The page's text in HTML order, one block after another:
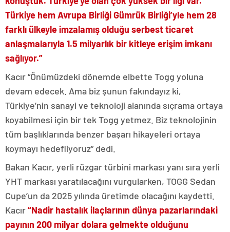
Türkiye hem Avrupa Birliği Gümrük Birliği’yle hem 28
farklı ülkeyle imzalamış olduğu serbest ticaret
anlaşmalarıyla 1.5 milyarlık bir kitleye erişim imkanı
sağlıyor.”
Kacır “Önümüzdeki dönemde elbette Togg yoluna
devam edecek. Ama biz şunun fakındayız ki,
Türkiye’nin sanayi ve teknoloji alanında sıçrama ortaya
koyabilmesi için bir tek Togg yetmez. Biz teknolojinin
tüm başlıklarında benzer başarı hikayeleri ortaya
koymayı hedefliyoruz” dedi.
Bakan Kacır, yerli rüzgar türbini markası yanı sıra yerli
YHT markası yaratılacağını vurgularken, TOGG Sedan
Cupe’un da 2025 yılında üretimde olacağını kaydetti.
Kacır“Nadir hastalık ilaçlarının dünya pazarlarındaki
payının 200 milyar dolara gelmekte olduğunu